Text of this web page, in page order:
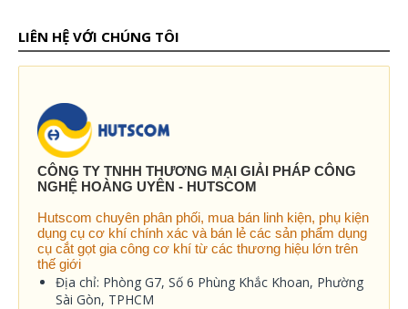
LIÊN HỆ VỚI CHÚNG TÔI
CÔNG TY TNHH THƯƠNG MẠI GIẢI PHÁP CÔNG
NGHỆ HOÀNG UYÊN - HUTSCOM
Hutscom chuyên phân phối, mua bán linh kiện, phụ kiện
dụng cụ cơ khí chính xác và bán lẻ các sản phẩm dụng
cụ cắt gọt gia công cơ khí từ các thương hiệu lớn trên
thế giới
Địa chỉ: Phòng G7, Số 6 Phùng Khắc Khoan, Phường
Sài Gòn, TPHCM